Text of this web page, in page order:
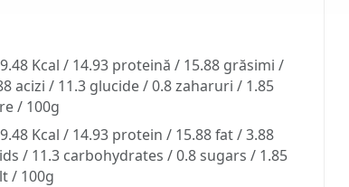
Kcal / 14.93 proteină / 15.88 grăsimi /
acizi / 11.3 glucide / 0.8 zaharuri / 1.85
/ 100g
Kcal / 14.93 protein / 15.88 fat / 3.88
/ 11.3 carbohydrates / 0.8 sugars / 1.85
/ 100g